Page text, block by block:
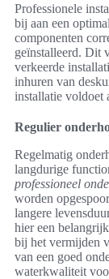
Professionele
bij aan een
componenten
geïnstalleerd. Dit
verkeerde
inhuren van
installatie voldoet
Regulier
Regelmatig
langdurige
professioneel
worden
langere
hier een
bij het vermijden
van een goed
waterkwaliteit